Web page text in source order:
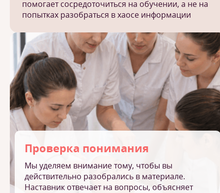
помогает сосредоточиться на обучении, а не на
попытках разобраться в хаосе информации
Проверка понимания
Мы уделяем внимание тому, чтобы вы
действительно разобрались в материале.
Наставник отвечает на вопросы, объясняет